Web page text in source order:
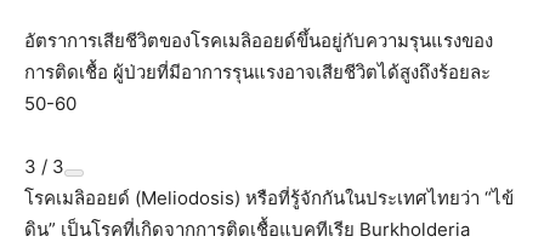
อัตราการเสียชีวิตของโรคเมลิออยด์ขึ้นอยู่กับความรุนแรงของ
การติดเชื้อ ผู้ป่วยที่มีอาการรุนแรงอาจเสียชีวิตได้สูงถึงร้อยละ
50-60
3 / 3
โรคเมลิออยด์ (Meliodosis) หรือที่รู้จักกันในประเทศไทยว่า “ไข้
ดิน” เป็นโรคที่เกิดจากการติดเชื้อแบคทีเรีย Burkholderia